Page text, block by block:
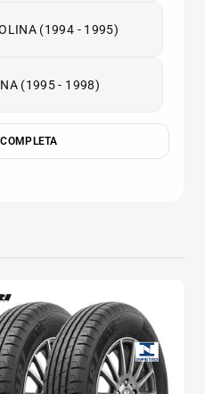
(1994 - 1995)
(1995 - 1998)